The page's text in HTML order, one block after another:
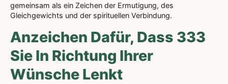
gemeinsam als ein Zeichen der Ermutigung, des
Gleichgewichts und der spirituellen Verbindung.
Anzeichen Dafür, Dass 333
Sie In Richtung Ihrer
Wünsche Lenkt